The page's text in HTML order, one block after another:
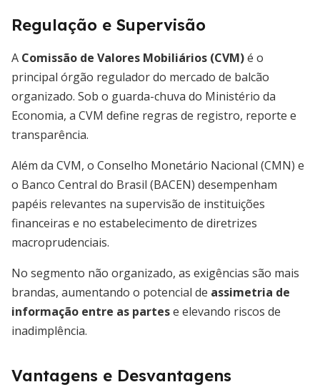
Regulação e Supervisão
A Comissão de Valores Mobiliários (CVM)é o
principal órgão regulador do mercado de balcão
organizado. Sob o guarda-chuva do Ministério da
Economia, a CVM define regras de registro, reporte e
transparência.
Além da CVM, o Conselho Monetário Nacional (CMN) e
o Banco Central do Brasil (BACEN) desempenham
papéis relevantes na supervisão de instituições
financeiras e no estabelecimento de diretrizes
macroprudenciais.
No segmento não organizado, as exigências são mais
brandas, aumentando o potencial de assimetria de
informação entre as partese elevando riscos de
inadimplência.
Vantagens e Desvantagens